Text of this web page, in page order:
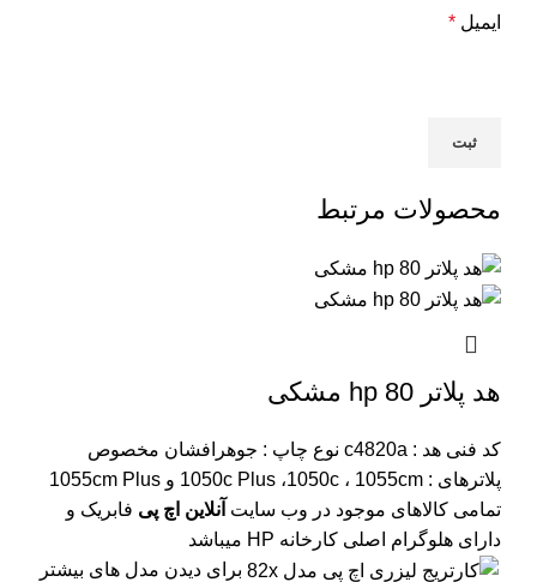
ایمیل *
محصولات مرتبط
هد پلاتر 80 hp مشکی
کد فنی هد : c4820a نوع چاپ : جوهرافشان مخصوص
پلاترهای : 1050c Plus ،1050c ، 1055cm و 1055cm Plus
تمامی کالاهای موجود در وب سایت آنلاین اچ پی فابریک و
دارای هلوگرام اصلی کارخانه HP میباشد
برای دیدن مدل های بیشتر